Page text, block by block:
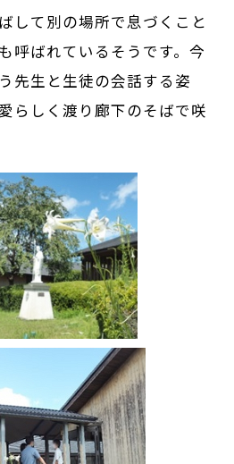
して別の場所で息づくこと
呼ばれているそうです。今
先生と生徒の会話する姿
らしく渡り廊下のそばで咲